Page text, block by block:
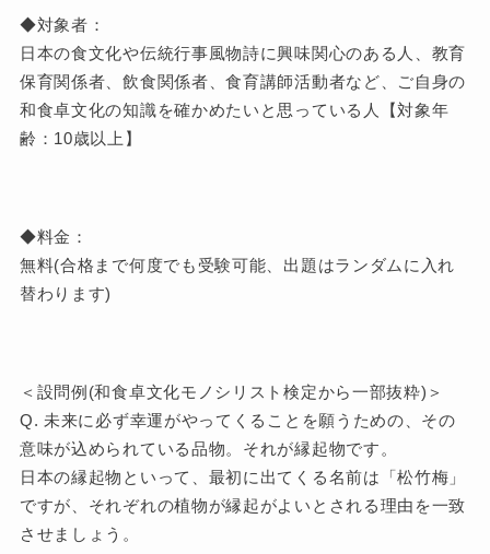
◆対象者：
日本の食文化や伝統行事風物詩に興味関心のある人、教育
保育関係者、飲食関係者、食育講師活動者など、ご自身の
和食卓文化の知識を確かめたいと思っている人【対象年
齢：10歳以上】
◆料金：
無料(合格まで何度でも受験可能、出題はランダムに入れ
替わります)
＜設問例(和食卓文化モノシリスト検定から一部抜粋)＞
Q. 未来に必ず幸運がやってくることを願うための、その
意味が込められている品物。それが縁起物です。
日本の縁起物といって、最初に出てくる名前は「松竹梅」
ですが、それぞれの植物が縁起がよいとされる理由を一致
させましょう。